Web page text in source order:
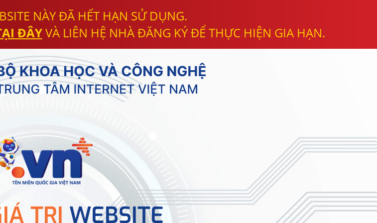
NÀY ĐÃ HẾT HẠN SỬ DỤNG.
ĐÂYVÀ LIÊN HỆ NHÀ ĐĂNG KÝ ĐỂ THỰC HIỆN GIA HẠN.
TRỊ WEBSITE